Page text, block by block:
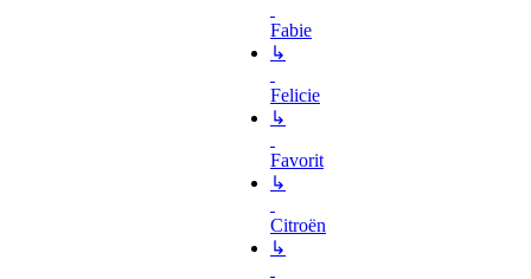
Fabie
↳
Felicie
↳
Favorit
↳
Citroën
↳